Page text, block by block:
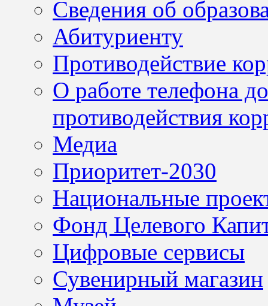
Сведения об
Абитуриенту
Противодействие
О работе телефона
противодействия
Медиа
Приоритет-2030
Национальные
Фонд Целевого
Цифровые сервисы
Сувенирный магазин